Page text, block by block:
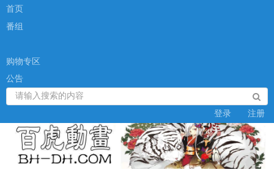
首页
番组
购物专区
公告
登录 注册